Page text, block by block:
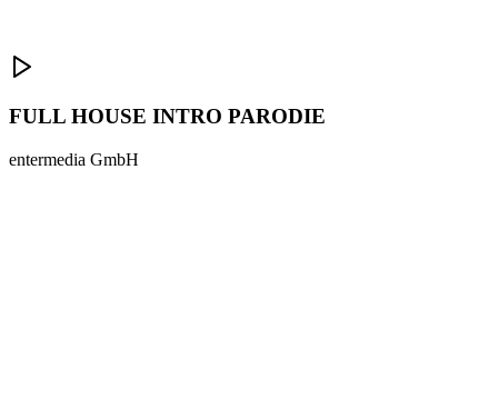
FULL HOUSE INTRO PARODIE
entermedia GmbH